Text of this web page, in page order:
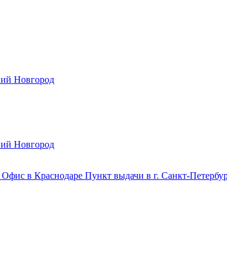
Новгород
Новгород
Офис в Краснодаре Пункт выдачи в г. Санкт-